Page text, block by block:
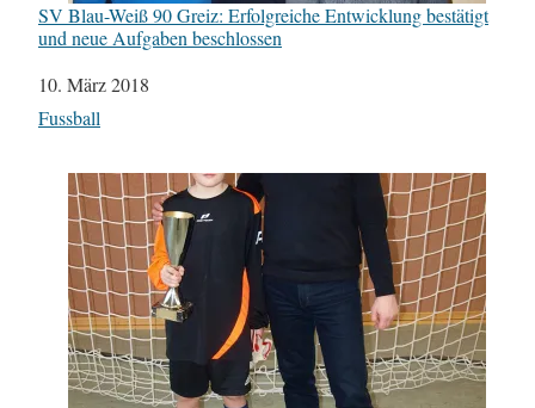
SV Blau-Weiß 90 Greiz: Erfolgreiche Entwicklung bestätigt
und neue Aufgaben beschlossen
Datum
10. März 2018
In Bezug auf
Fussball